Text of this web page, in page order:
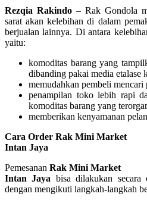
Rezqia Rakindo – Rak Gondola
sarat akan kelebihan di dalam
berjualan lainnya. Di antara
yaitu:
komoditas barang yang
dibanding pakai media etalase
memudahkan pembeli
penampilan toko lebih rapi
komoditas barang yang
memberikan kenyamanan
Cara Order Rak Mini Market
Intan Jaya
Pemesanan Rak Mini Market
Intan Jaya bisa dilakukan secara
dengan mengikuti langkah-langkah